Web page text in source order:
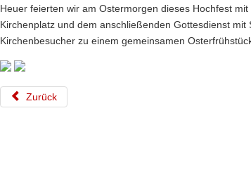
Heuer feierten wir am Ostermorgen dieses Hochfest
Kirchenplatz und dem anschließenden Gottesdienst
Kirchenbesucher zu einem gemeinsamen
Zurück